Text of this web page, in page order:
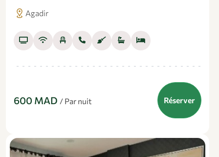
distance Agadir
600 MAD / Par nuit Réserver